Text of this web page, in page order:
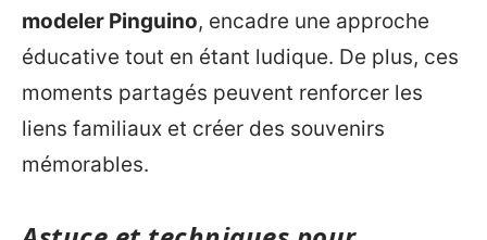
modeler Pinguino, encadre une approche
éducative tout en étant ludique. De plus, ces
moments partagés peuvent renforcer les
liens familiaux et créer des souvenirs
mémorables.